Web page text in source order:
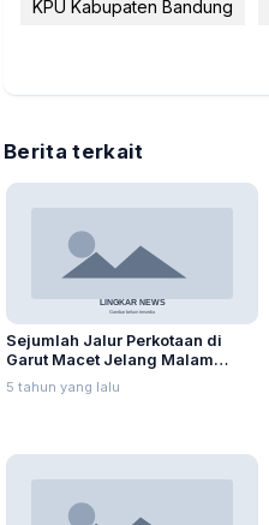
KPU Kabupaten Bandung
Berita terkait
Sejumlah Jalur Perkotaan di
Garut Macet Jelang Malam
Takbiran
5 tahun yang lalu